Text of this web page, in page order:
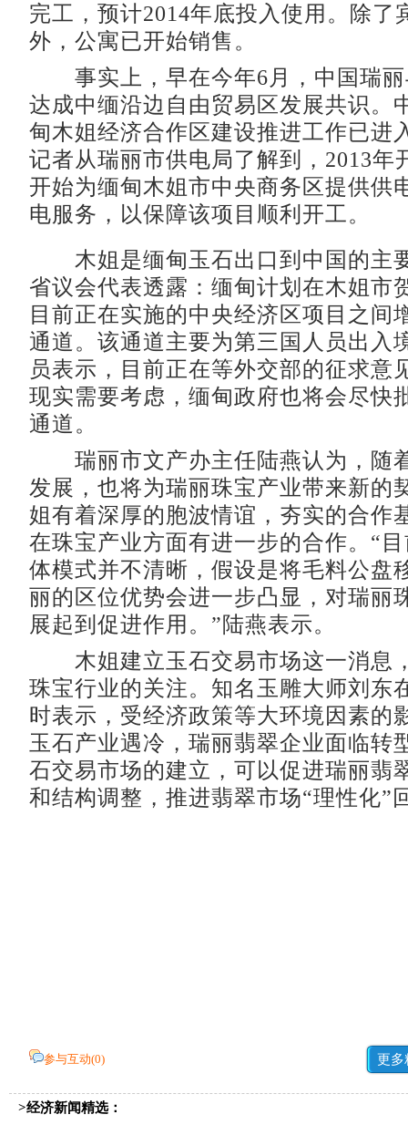
完工，预计2014年底投入使用。除了
外，公寓已开始销售。
事实上，早在今年6月，中国瑞丽
达成中缅沿边自由贸易区发展共识
甸木姐经济合作区建设推进工作已进
记者从瑞丽市供电局了解到，2013年
开始为缅甸木姐市中央商务区提供供
电服务，以保障该项目顺利开工。
木姐是缅甸玉石出口到中国的主
省议会代表透露：缅甸计划在木姐市
目前正在实施的中央经济区项目之间
通道。该通道主要为第三国人员出入
员表示，目前正在等外交部的征求意
现实需要考虑，缅甸政府也将会尽快
通道。
瑞丽市文产办主任陆燕认为，随
发展，也将为瑞丽珠宝产业带来新的
姐有着深厚的胞波情谊，夯实的合作
在珠宝产业方面有进一步的合作。“
体模式并不清晰，假设是将毛料公盘
丽的区位优势会进一步凸显，对瑞丽
展起到促进作用。”陆燕表示。
木姐建立玉石交易市场这一消息
珠宝行业的关注。知名玉雕大师刘东
时表示，受经济政策等大环境因素的
玉石产业遇冷，瑞丽翡翠企业面临转
石交易市场的建立，可以促进瑞丽翡
和结构调整，推进翡翠市场“理性化”
参与互动(0) 更多
>经济新闻精选：